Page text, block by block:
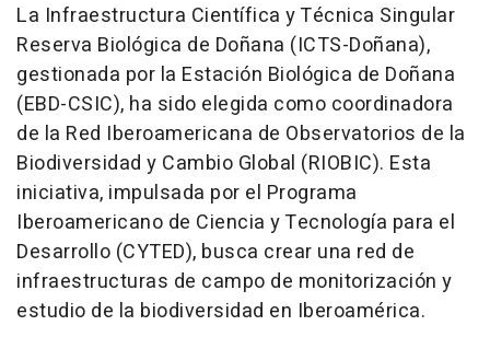
La Infraestructura Científica y Técnica Singular
Reserva Biológica de Doñana (ICTS-Doñana),
gestionada por la Estación Biológica de Doñana
(EBD-CSIC), ha sido elegida como coordinadora
de la Red Iberoamericana de Observatorios de la
Biodiversidad y Cambio Global (RIOBIC). Esta
iniciativa, impulsada por el Programa
Iberoamericano de Ciencia y Tecnología para el
Desarrollo (CYTED), busca crear una red de
infraestructuras de campo de monitorización y
estudio de la biodiversidad en Iberoamérica.